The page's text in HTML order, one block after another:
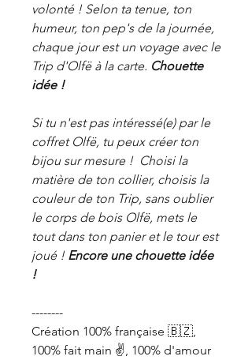
volonté ! Selon ta tenue, ton
humeur, ton pep's de la journée,
chaque jour est un voyage avec le
Trip d'Olfë à la carte. Chouette
idée !
Si tu n'est pas intéressé(e) par le
coffret Olfë, tu peux créer ton
bijou sur mesure ! Choisi la
matière de ton collier, choisis la
couleur de ton Trip, sans oublier
le corps de bois Olfë, mets le
tout dans ton panier et le tour est
joué ! Encore une chouette idée
!
--------
Création 100% française 🇧🇿,
100% fait main ✌️, 100% d'amour